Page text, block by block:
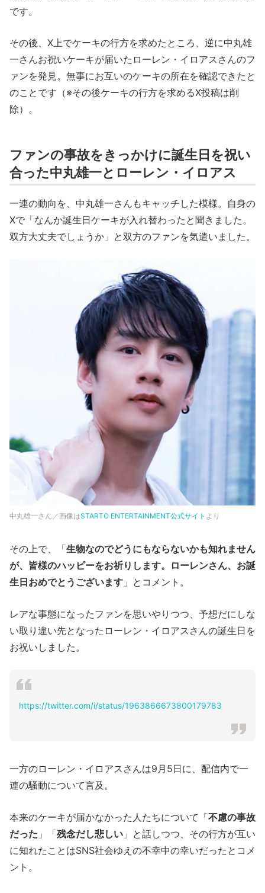
です。
その後、X上でケーキの行方を求めたところ、逆に中丸雄
一さんお祝いケーキが届いたローレン・イロアスさんのフ
ァンを発見。無事にお互いのケーキの所在を確認できたと
のことです（※その後ケーキの行方を求めるX投稿は削
除）。
ファンの事故をきっかけに誕生日を祝い
合った中丸雄一とローレン・イロアス
一連の動向を、中丸雄一さんもキャッチした模様。自身の
Xで「なんか誕生日ケーキが入れ替わったと聞きました。
双方大丈夫でしょうか」と双方のファンを気遣いました。
中丸雄一さん／画像はSTARTO ENTERTAINMENT公式サイト より
その上で、「生物なのでどうにもならないかも知れません
が、皆様のハッピーをお祈りします。ローレンさん、お誕
生日おめでとうございます 」とコメント。
レアな事態になったファンを思いやりつつ、予想だにしな
い取り違い先となったローレン・イロアスさんの誕生日を
お祝いしました。
https://twitter.com/i/status/1963866673800179783
一方のローレン・イロアスさんは9月5日に、配信内で一
連の騒動について言及。
本来のケーキが届かなかった人たちについて「不慮の事故
だった 」「残念だし悲しい 」と話しつつ、その行方が互い
に知れたことはSNS社会ゆえの不幸中の幸いだったとコメ
ント。